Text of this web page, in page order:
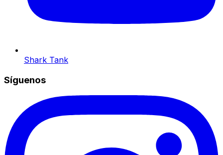
Shark Tank
Síguenos